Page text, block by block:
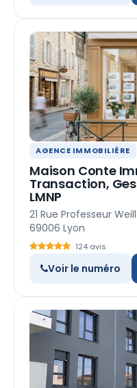
AGENCE IMMOBILIÈRE
Maison Conte
Transaction,
LMNP
21 Rue Professeur Weill
69006 Lyon
124 avis
Voir le numéro